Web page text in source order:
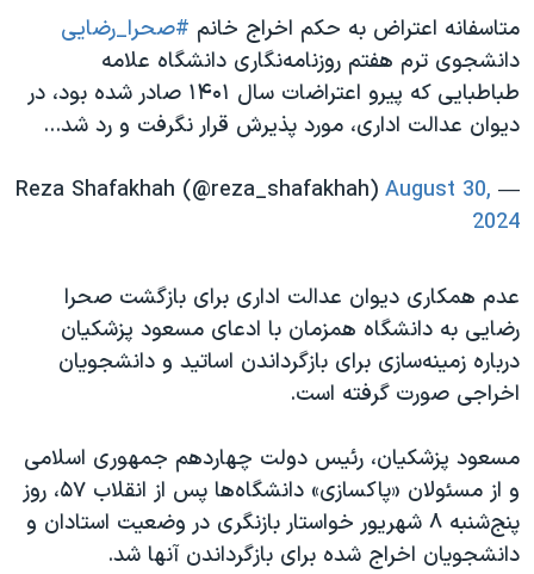
صفحه‌های ویژه
سفر پرزیدنت ترامپ به چین
متاسفانه اعتراض به حکم اخراج خانم #صحرا_رضایی
دانشجوی ترم هفتم روزنامه‌نگاری دانشگاه علامه
طباطبایی که پیرو اعتراضات سال ۱۴۰۱ صادر شده بود، در
دیوان عدالت اداری، مورد پذیرش قرار نگرفت و رد شد...
— Reza Shafakhah (@reza_shafakhah)
August 30,
2024
عدم همکاری دیوان عدالت اداری برای بازگشت صحرا
رضایی به دانشگاه همزمان با ادعای مسعود پزشکیان
درباره زمینه‌سازی برای بازگرداندن اساتید و دانشجویان
اخراجی صورت گرفته است.
مسعود پزشکیان، رئیس دولت چهاردهم جمهوری اسلامی
و از مسئولان «پاکسازی» دانشگاه‌ها پس از انقلاب ۵۷، روز
پنج‌شنبه ۸ شهریور خواستار بازنگری در وضعیت استادان و
دانشجویان اخراج شده برای بازگرداندن آنها شد.